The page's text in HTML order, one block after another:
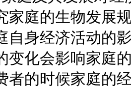
家庭的生物发展
自身经济活动的
变化会影响家庭
者的时候家庭的